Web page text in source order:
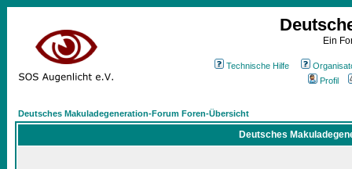
Ein
Technische Hilfe
Profil
Deutsches Makuladegeneration-Forum Foren-Übersicht
Deutsches